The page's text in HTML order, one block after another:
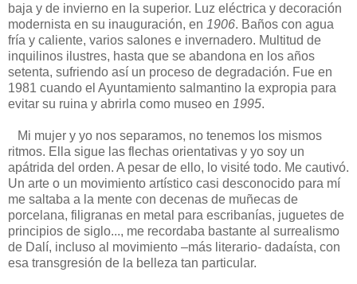
baja y de invierno en la superior. Luz eléctrica y decoración
modernista en su inauguración, en 1906. Baños con agua
fría y caliente, varios salones e invernadero. Multitud de
inquilinos ilustres, hasta que se abandona en los años
setenta, sufriendo así un proceso de degradación. Fue en
1981 cuando el Ayuntamiento salmantino la expropia para
evitar su ruina y abrirla como museo en 1995.
Mi mujer y yo nos separamos, no tenemos los mismos
ritmos. Ella sigue las flechas orientativas y yo soy un
apátrida del orden. A pesar de ello, lo visité todo. Me cautivó.
Un arte o un movimiento artístico casi desconocido para mí
me saltaba a la mente con decenas de muñecas de
porcelana, filigranas en metal para escribanías, juguetes de
principios de siglo..., me recordaba bastante al surrealismo
de Dalí, incluso al movimiento –más literario- dadaísta, con
esa transgresión de la belleza tan particular.